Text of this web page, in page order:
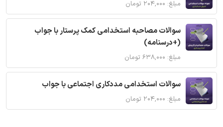
مبلغ: ۲۰۴,۰۰۰ تومان
سوالات مصاحبه استخدامی کمک پرستار با جواب
(+درسنامه)
مبلغ: ۶۳۸,۰۰۰ تومان
سوالات استخدامی مددکاری اجتماعی با جواب
مبلغ: ۲۰۴,۰۰۰ تومان